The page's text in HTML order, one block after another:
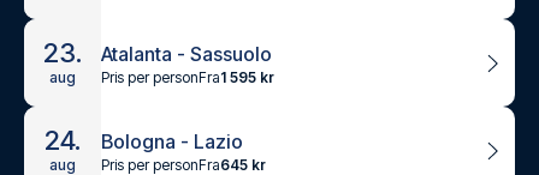
23.
aug
Atalanta - Sassuolo
Pris per personFra1 595 kr
24.
aug
Bologna - Lazio
Pris per personFra645 kr